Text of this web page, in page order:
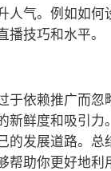
人气。例如如
技巧和水平。
依赖推广而
鲜度和吸引
发展道路。
助你更好地